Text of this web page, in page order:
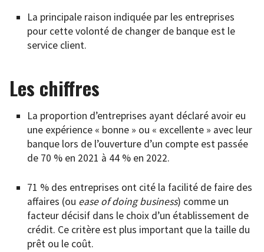
La principale raison indiquée par les entreprises
pour cette volonté de changer de banque est le
service client.
Les chiffres
La proportion d’entreprises ayant déclaré avoir eu
une expérience « bonne » ou « excellente » avec leur
banque lors de l’ouverture d’un compte est passée
de 70 % en 2021 à 44 % en 2022.
71 % des entreprises ont cité la facilité de faire des
affaires (ou ease of doing business) comme un
facteur décisif dans le choix d’un établissement de
crédit. Ce critère est plus important que la taille du
prêt ou le coût.